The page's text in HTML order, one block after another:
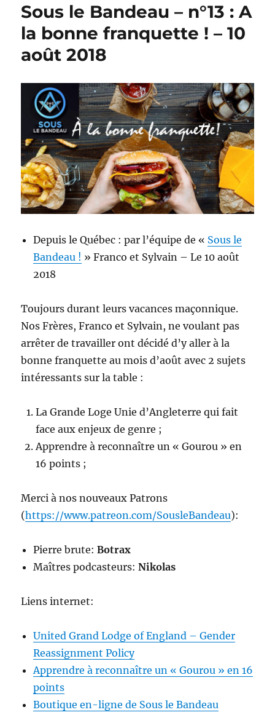
#37
À
Sous le Bandeau – n°13 : A
la bonne franquette ! – 10
août 2018
Depuis le Québec : par l’équipe de « Sous le
Bandeau ! » Franco et Sylvain – Le 10 août
2018
Toujours durant leurs vacances maçonnique.
Nos Frères, Franco et Sylvain, ne voulant pas
arrêter de travailler ont décidé d’y aller à la
bonne franquette au mois d’août avec 2 sujets
intéressants sur la table :
La Grande Loge Unie d’Angleterre qui fait
face aux enjeux de genre ;
Apprendre à reconnaître un « Gourou » en
16 points ;
Merci à nos nouveaux Patrons
(https://www.patreon.com/SousleBandeau):
Pierre brute:Botrax
Maîtres podcasteurs:Nikolas
Liens internet:
United Grand Lodge of England – Gender
Reassignment Policy
Apprendre à reconnaître un « Gourou » en 16
points
Boutique en-ligne de Sous le Bandeau